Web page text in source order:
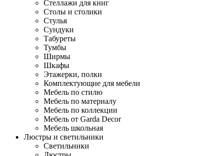
Стеллажи для книг
Столы и столики
Стулья
Сундуки
Табуреты
Тумбы
Ширмы
Шкафы
Этажерки, полки
Комплектующие для мебели
Мебель по стилю
Мебель по материалу
Мебель по коллекции
Мебель от Garda Decor
Мебель школьная
Люстры и светильники
Светильники